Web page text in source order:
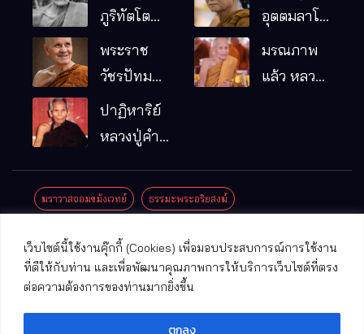
เว็บไซต์นี้ใช้งานคุ๊กกี้ (Cookies) เพื่อมอบประสบการณ์การใช้งาน
ที่ดีให้กับท่าน และเพื่อพัฒนาคุณภาพการให้บริการเว็บไซต์ที่ตรง
ต่อความต้องการของท่านมากยิ่งขึ้น
ตกลง
ภูริทัตโต
พระอริยเจ้า
ผู้เป็นบิดา
รมฐาน
อุตตมลาโภ
หมากอื๋อ
พระราช
วัชรปัทม
คุณ (หลวง
ปู่บัวเกตุ
แล้ว วัดป่า
อ.แม่ริม
จ.เชียงใหม่
มรณภาพ
แล้ว หลวง
ปาฏิหาริย์
หลวงปู่คำ
มณี
ฆราวาสจอมขมังเวทย์ ธรรมะพระอริยสงฆ์
ปาฏิหาริย์พระเครื่อง
พระพุทธรูปศักดิ์สิทธิ์ วัดที่สําคัญ